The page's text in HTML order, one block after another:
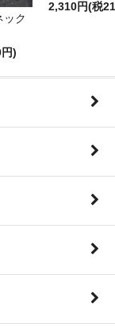
ック
)
2,310円(税